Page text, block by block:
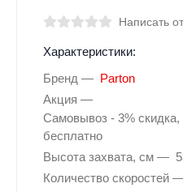
Написать
Характеристики:
Бренд
Parton
Акция
Самовывоз - 3% скидка,
бесплатно
Высота захвата, см
Количество скоростей